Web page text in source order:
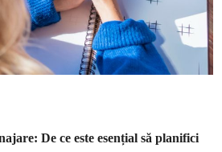
De ce este esențial să planifici